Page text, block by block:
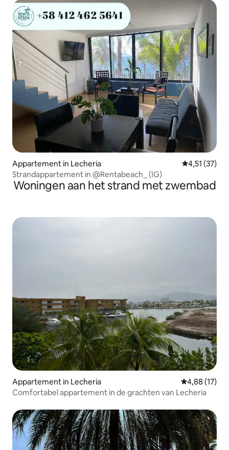
Appartement in Lecheria Gemiddelde
4,51 (37)
Strandappartement in @Rentabeach_ (IG)
Woningen aan het strand met zwembad
Appartement in Lecheria Gemiddelde
4,88 (17)
Comfortabel appartement in de grachten van Lecheria